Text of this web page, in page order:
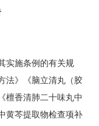
施条例的有关规
法》《脑立清丸（胶
檀香清肺二十味丸中
黄芩提取物检查项补